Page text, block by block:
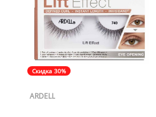
Скидка 30%
ARDELL